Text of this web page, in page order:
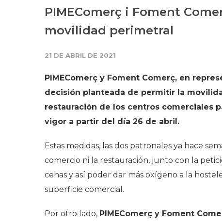
PIMEComerç i Foment
movilidad perimetral
21 DE ABRIL DE 2021
PIMEComerç y Foment Comerç, en
decisión planteada de permitir la
restauración de los centros comerciales
vigor a partir del día 26 de abril.
Estas medidas, las dos patronales ya hace
comercio ni la restauración, junto con la
cenas y así poder dar más oxígeno a la
superficie comercial.
Por otro lado, PIMEComerç y Foment